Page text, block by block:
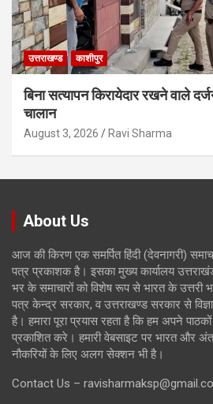
उत्तराखण्ड काशीपुर
बिना सत्यापन किरायेदार रखने वाले
चालान
August 3, 2026 Ravi Sharma
About Us
आज की किरण एक समर्पित हिंदी (देवनागरी)
पत्र प्रकाशक है। इसका मुख्य कार्यालय
भर के समाचारों को विशेष रूप से भारत के उत्तरी
पत्र केन्द्र सरकार, व उत्तराखण्ड सरकार से
है। हमारा पूरा प्रयास रहता है कि हम अपने
प्रकाशित करे। हमारी वेबसाइट पर भारत और
नौकरियों के लिए अलग सेक्शन भी है।
Contact Us –